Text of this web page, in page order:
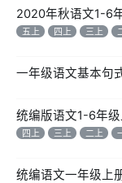
2020年秋语文1-6
五上
四上 三上
一年级语文基本句
统编版语文1-6年级
四上
三上 二上
统编语文一年级上